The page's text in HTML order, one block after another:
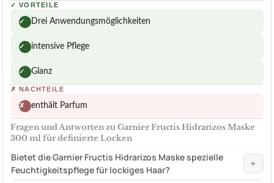
✓ VORTEILE
✓ Drei Anwendungsmöglichkeiten
✓ intensive Pflege
✓ Glanz
✗ NACHTEILE
✗ enthält Parfum
Fragen und Antworten zu Garnier Fructis Hidrarizos Maske
300 ml für definierte Locken
Bietet die Garnier Fructis Hidrarizos Maske spezielle
Feuchtigkeitspflege für lockiges Haar?
+